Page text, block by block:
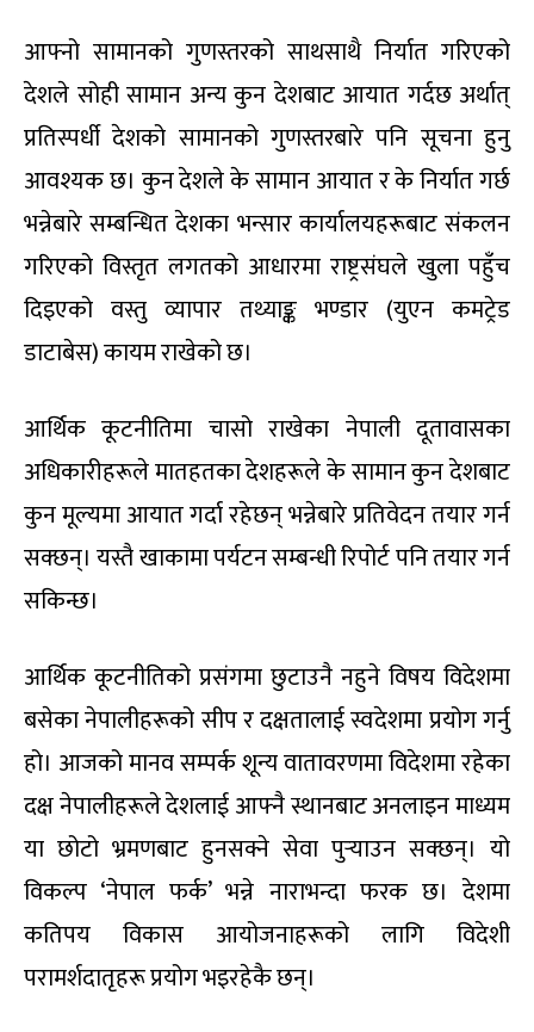
आफ्नो सामानको गुणस्तरको साथसाथै निर्यात गरिएको
देशले सोही सामान अन्य कुन देशबाट आयात गर्दछ अर्थात्
प्रतिस्पर्धी देशको सामानको गुणस्तरबारे पनि सूचना हुनु
आवश्यक छ। कुन देशले के सामान आयात र के निर्यात गर्छ
भन्नेबारे सम्बन्धित देशका भन्सार कार्यालयहरूबाट संकलन
गरिएको विस्तृत लगतको आधारमा राष्ट्रसंघले खुला पहुँच
दिइएको वस्तु व्यापार तथ्याङ्क भण्डार (युएन कमट्रेड
डाटाबेस) कायम राखेको छ।
आर्थिक कूटनीतिमा चासो राखेका नेपाली दूतावासका
अधिकारीहरूले मातहतका देशहरूले के सामान कुन देशबाट
कुन मूल्यमा आयात गर्दा रहेछन् भन्नेबारे प्रतिवेदन तयार गर्न
सक्छन्। यस्तै खाकामा पर्यटन सम्बन्धी रिपोर्ट पनि तयार गर्न
सकिन्छ।
आर्थिक कूटनीतिको प्रसंगमा छुटाउनै नहुने विषय विदेशमा
बसेका नेपालीहरूको सीप र दक्षतालाई स्वदेशमा प्रयोग गर्नु
हो। आजको मानव सम्पर्क शून्य वातावरणमा विदेशमा रहेका
दक्ष नेपालीहरूले देशलाई आफ्नै स्थानबाट अनलाइन माध्यम
या छोटो भ्रमणबाट हुनसक्ने सेवा पुर्‍याउन सक्छन्। यो
विकल्प ‘नेपाल फर्क’ भन्ने नाराभन्दा फरक छ। देशमा
कतिपय विकास आयोजनाहरूको लागि विदेशी
परामर्शदातृहरू प्रयोग भइरहेकै छन्।